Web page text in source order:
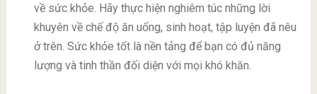
về sức khỏe. Hãy thực hiện nghiêm túc những lời
khuyên về chế độ ăn uống, sinh hoạt, tập luyện đã nêu
ở trên. Sức khỏe tốt là nền tảng để bạn có đủ năng
lượng và tinh thần đối diện với mọi khó khăn.